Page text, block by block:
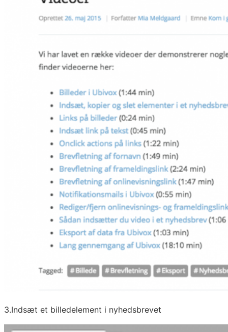
3.Indsæt et billedelement i nyhedsbrevet